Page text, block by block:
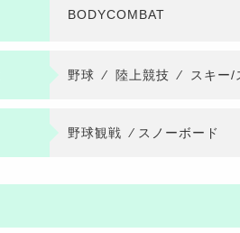
BODYCOMBAT
野球 ⁄ 陸上競技 ⁄ スキー/
野球観戦 ⁄ スノーボード